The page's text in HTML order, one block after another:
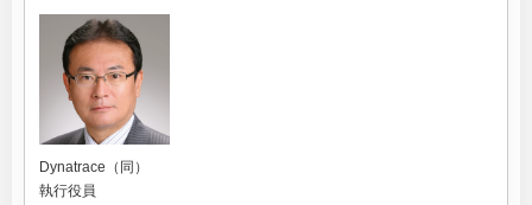
Dynatrace（同）
執行役員